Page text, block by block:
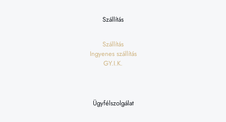
Szállítás
Szállítás
Ingyenes szállítás
GY.I.K.
Ügyfélszolgálat